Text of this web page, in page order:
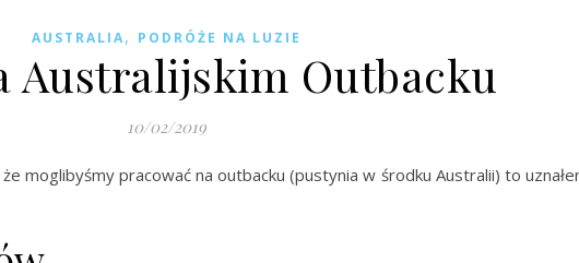
AUSTRALIA, PODRÓŻE NA LUZIE
Australijskim Outbacku
10/02/2019
moglibyśmy pracować na outbacku (pustynia w środku Australii) to